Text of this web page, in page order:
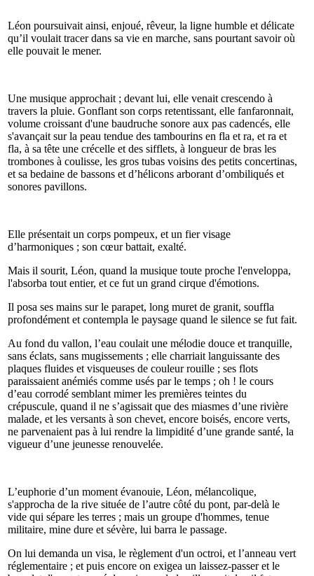
Léon poursuivait ainsi, enjoué, rêveur, la ligne humble et délicate
qu’il voulait tracer dans sa vie en marche, sans pourtant savoir où
elle pouvait le mener.
Une musique approchait ; devant lui, elle venait crescendo à
travers la pluie. Gonflant son corps retentissant, elle fanfaronnait,
volume croissant d'une baudruche sonore aux pas cadencés, elle
s'avançait sur la peau tendue des tambourins en fla et ra, et ra et
fla, à sa tête une crécelle et des sifflets, à longueur de bras les
trombones à coulisse, les gros tubas voisins des petits concertinas,
et sa bedaine de bassons et d’hélicons arborant d’ombiliqués et
sonores pavillons.
Elle présentait un corps pompeux, et un fier visage
d’harmoniques ; son cœur battait, exalté.
Mais il sourit, Léon, quand la musique toute proche l'enveloppa,
l'absorba tout entier, et ce fut un grand cirque d'émotions.
Il posa ses mains sur le parapet, long muret de granit, souffla
profondément et contempla le paysage quand le silence se fut fait.
Au fond du vallon, l’eau coulait une mélodie douce et tranquille,
sans éclats, sans mugissements ; elle charriait languissante des
plaques fluides et visqueuses de couleur rouille ; ses flots
paraissaient anémiés comme usés par le temps ; oh ! le cours
d’eau corrodé semblant mimer les premières teintes du
crépuscule, quand il ne s’agissait que des miasmes d’une rivière
malade, et les versants à son chevet, encore boisés, encore verts,
ne parvenaient pas à lui rendre la limpidité d’une grande santé, la
vigueur d’une jeunesse renouvelée.
L’euphorie d’un moment évanouie, Léon, mélancolique,
s'approcha de la rive située de l’autre côté du pont, par-delà le
vide qui sépare les terres ; mais un groupe d'hommes, tenue
militaire, mine dure et sévère, lui barra le passage.
On lui demanda un visa, le règlement d'un octroi, et l’anneau vert
réglementaire ; et puis encore on exigea un laissez-passer et le